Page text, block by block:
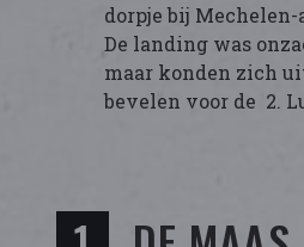
dorpje bij
De landing was
maar konden zich
bevelen voor de 2.